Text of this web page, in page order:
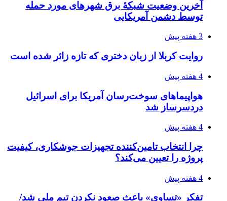
آخرین وضعیت شبکۀ برق شهرهای مورد حمله
توسط دشمن آمریکایی
3 هفته پیش
روایت کربلا از زبان دختری که تازه زائر شده است
4 هفته پیش
هواپیماهای سوخت‌رسان آمریکا برای اسرائیل
دردسرساز شد
4 هفته پیش
چرا انتخاب تامین‌کننده تجهیزات جوشکاری، کیفیت
پروژه را تعیین می‌کند؟
4 هفته پیش
تفکر «تساوی» باعث صعود نکردن تیم ملی شد/